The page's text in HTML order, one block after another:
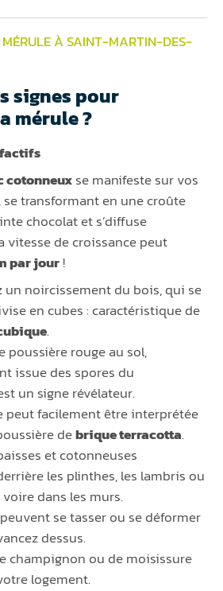
À SAINT-MARTIN-DES-
signes pour
mérule ?
cotonneuxse manifeste sur vos
se transformant en une croûte
chocolat et s’diffuse
vitesse de croissance peut
par jour!
un noircissement du bois, qui se
en cubes : caractéristique de
.
poussière rouge au sol,
issue des spores du
un signe révélateur.
peut facilement être interprétée
debrique terracotta.
et cotonneuses
les plinthes, les lambris ou
dans les murs.
se tasser ou se déformer
dessus.
champignon ou de moisissure
logement.